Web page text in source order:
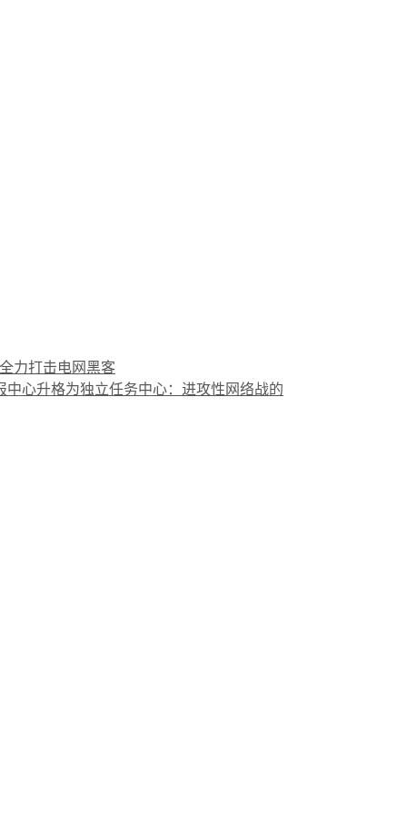
力打击电网黑客
中心升格为独立任务中心：进攻性网络战的